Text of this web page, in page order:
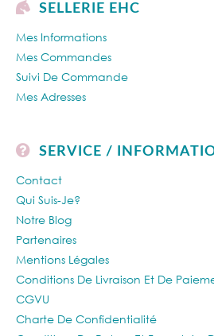
SELLERIE EHC
Mes Informations
Mes Commandes
Suivi De Commande
Mes Adresses
SERVICE /
Contact
Qui Suis-Je?
Notre Blog
Partenaires
Mentions Légales
Conditions De Livraison Et De
CGVU
Charte De Confidentialité